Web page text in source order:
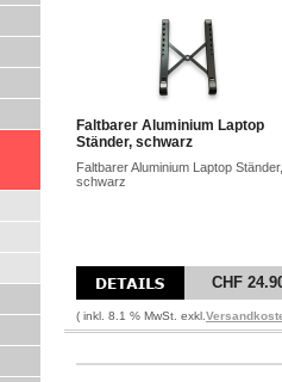
Faltbarer Aluminium Laptop
Ständer, schwarz
Faltbarer Aluminium Laptop Ständer,
schwarz
CHF
( inkl. 8.1 % MwSt. exkl.